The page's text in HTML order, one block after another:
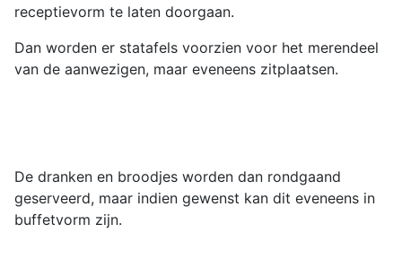
receptievorm te laten doorgaan.
Dan worden er statafels voorzien voor het merendeel
van de aanwezigen, maar eveneens zitplaatsen.
De dranken en broodjes worden dan rondgaand
geserveerd, maar indien gewenst kan dit eveneens in
buffetvorm zijn.